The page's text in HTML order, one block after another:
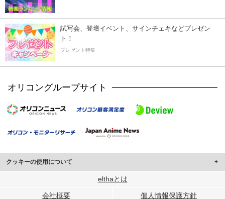
試写会、登壇イベント、サインチェキなどプレゼン
ト！
プレゼント特集
オリコングループサイト
クッキーの使用について
このサイトでは Cookie を使用して、ユーザーに合わせたコンテンツや広告の
行っています。
elthaとは
会社概要 個人情報保護方針